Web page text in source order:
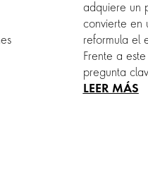
adquiere un
convierte en
reformula el
Frente a
pregunta